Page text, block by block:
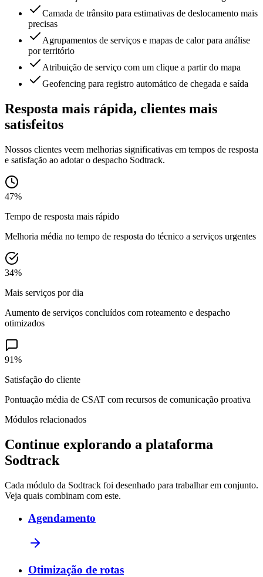
Camada de trânsito para estimativas de deslocamento mais
precisas
Agrupamentos de serviços e mapas de calor para análise
por território
Atribuição de serviço com um clique a partir do mapa
Geofencing para registro automático de chegada e saída
Resposta mais rápida, clientes mais
satisfeitos
Nossos clientes veem melhorias significativas em tempos de resposta
e satisfação ao adotar o despacho Sodtrack.
47%
Tempo de resposta mais rápido
Melhoria média no tempo de resposta do técnico a serviços urgentes
34%
Mais serviços por dia
Aumento de serviços concluídos com roteamento e despacho
otimizados
91%
Satisfação do cliente
Pontuação média de CSAT com recursos de comunicação proativa
Módulos relacionados
Continue explorando a plataforma
Sodtrack
Cada módulo da Sodtrack foi desenhado para trabalhar em conjunto.
Veja quais combinam com este.
Agendamento
Otimização de rotas